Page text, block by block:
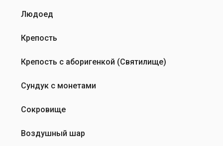
Людоед
Крепость
Крепость с аборигенкой (Святилище)
Сундук с монетами
Сокровище
Воздушный шар